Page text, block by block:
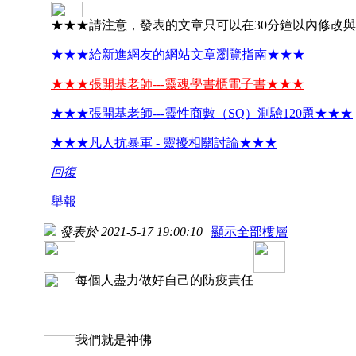
★★★請注意，發表的文章只可以在30分鐘以內修
★★★給新進網友的網站文章瀏覽指南★★★
★★★張開基老師---靈魂學書櫃電子書★★★
★★★張開基老師---靈性商數（SQ）測驗120題★★★
★★★凡人抗暴軍 - 靈擾相關討論★★★
回復
舉報
發表於 2021-5-17 19:00:10 | 顯示全部樓層
每個人盡力做好自己的防疫責任
我們就是神佛